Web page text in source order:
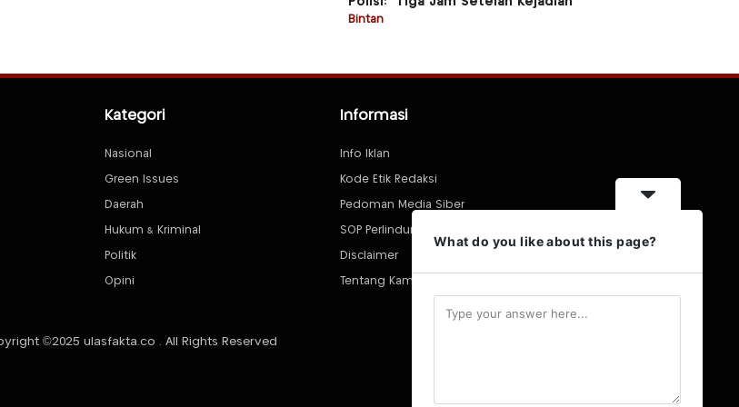
Bintan
Kategori
Nasional
Green Issues
Daerah
Hukum & Kriminal
Politik
Opini
Informasi
Info Iklan
Kode Etik Redaksi
Pedoman Media Siber
SOP Perlindungan Wartawan
Disclaimer
Tentang Kami
©2025 ulasfakta.co . All Rights Reserved
What do you like about this page?